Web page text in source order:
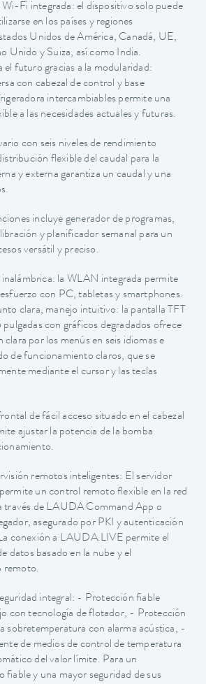
Fi integrada: el dispositivo solo puede
en los países y regiones
Unidos de América, Canadá, UE,
Unido y Suiza, así como India.
el futuro gracias a la modularidad:
con cabezal de control y base
intercambiables permite una
a las necesidades actuales y futuras.
con seis niveles de rendimiento
flexible del caudal para la
y externa garantiza un caudal y una
incluye generador de programas,
y planificador semanal para un
versátil y preciso.
la WLAN integrada permite
con PC, tabletas y smartphones.
clara, manejo intuitivo: la pantalla TFT
con gráficos degradados ofrece
clara por los menús en seis idiomas e
de funcionamiento claros, que se
mediante el cursor y las teclas
de fácil acceso situado en el cabezal
ajustar la potencia de la bomba
remotos inteligentes: El servidor
un control remoto flexible en la red
través de LAUDA Command App o
asegurado por PKI y autenticación
conexión a LAUDA.LIVE permite el
datos basado en la nube y el
remoto.
integral: - Protección fiable
con tecnología de flotador, - Protección
sobretemperatura con alarma acústica, -
de medios de control de temperatura
del valor límite. Para un
fiable y una mayor seguridad de sus